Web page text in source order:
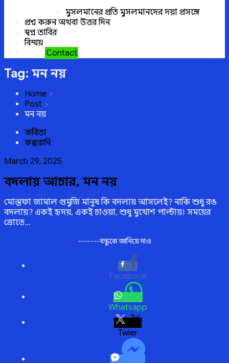
মুসলমানের প্রতি মুসলমানদের দয়া প্রসঙ্গে
প্রশ্ন করুন অথবা উত্তর দিন
স্বপ্ন তাবির
বিস্ময়
Contact
Tag: মন নয়
Home
Post
মন নয়
কবিতা
কল্পরানি
Posted
March 29, 2025
বদলায় আচার, মন নয়
মোস্তফা জামাল গুমুজি মানুষ কি বদলায় আসলেই? নাকি শুধু রঙ
বদলায়? একই হৃদয়, একই চাওয়া, শুধু মুখোশ পাল্টায়। সময়ের
স্রোতে…
-------বন্ধুকে জানিয়ে দাও
Facebook
Whatsapp
Twitter